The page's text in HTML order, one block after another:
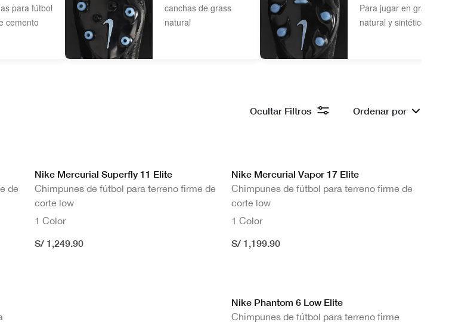
para fútbol
cemento
canchas de grass
natural
Para jugar en grass
natural y sintético
Ocultar Filtros Ordenar por
de
Nike Mercurial Superfly 11 Elite
Chimpunes de fútbol para terreno firme de
corte low
1 Color
S/ 1,249.90
Nike Mercurial Vapor 17 Elite
Chimpunes de fútbol para terreno firme de
corte low
1 Color
S/ 1,199.90
Nike Phantom 6 Low Elite
Chimpunes de fútbol para terreno firme